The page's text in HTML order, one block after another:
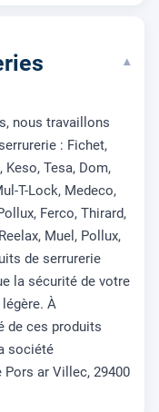
▾
nous travaillons
: Fichet,
Keso, Tesa, Dom,
T-Lock, Medeco,
Ferco, Thirard,
Muel, Pollux,
de serrurerie
la sécurité de votre
À
de ces produits
société
Pors ar Villec, 29400